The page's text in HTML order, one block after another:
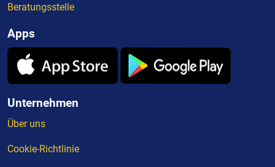
Beratungsstelle
Apps
Unternehmen
Über uns
Cookie-Richtlinie